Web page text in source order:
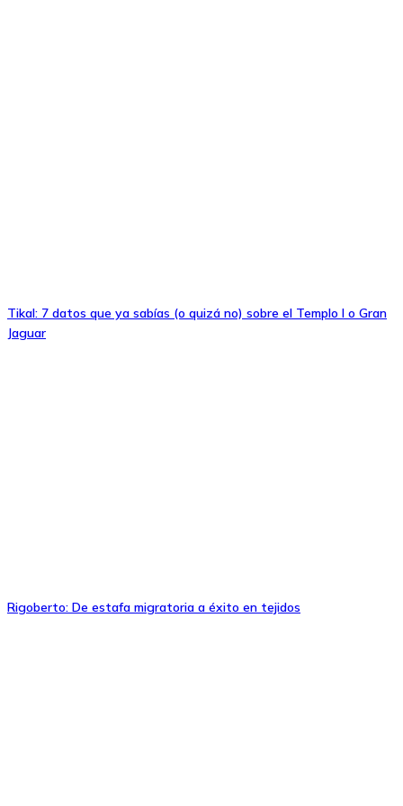
Tikal: 7 datos que ya sabías (o quizá no) sobre el Templo I o Gran
Jaguar
Rigoberto: De estafa migratoria a éxito en tejidos